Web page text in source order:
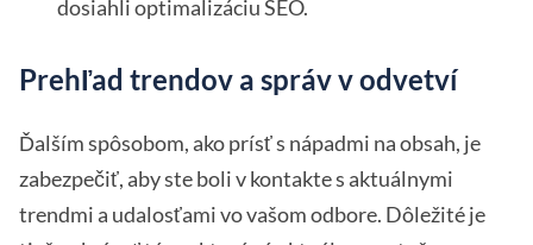
dosiahli optimalizáciu SEO.
Prehľad trendov a správ v odvetví
Ďalším spôsobom, ako prísť s nápadmi na obsah, je
zabezpečiť, aby ste boli v kontakte s aktuálnymi
trendmi a udalosťami vo vašom odbore. Dôležité je